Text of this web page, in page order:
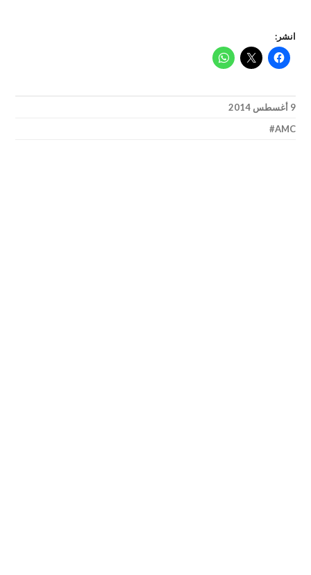
انشر:
9 أغسطس 2014
AMC